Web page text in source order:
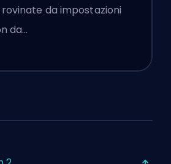
da impostazioni
da…